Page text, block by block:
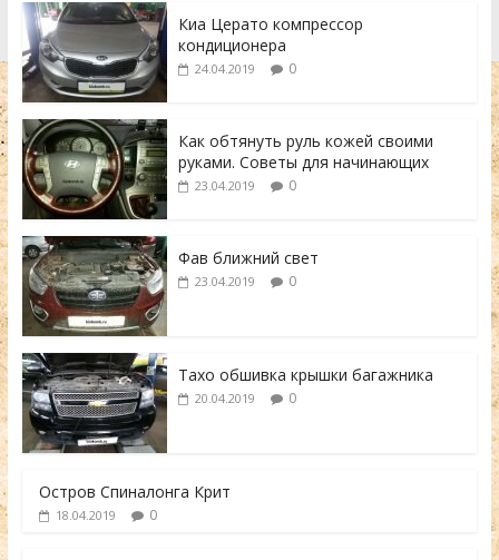
Киа Церато компрессор
кондиционера
24.04.2019 0
Как обтянуть руль кожей своими
руками. Советы для начинающих
23.04.2019 0
Фав ближний свет
23.04.2019 0
Тахо обшивка крышки багажника
20.04.2019 0
Остров Спиналонга Крит
18.04.2019 0